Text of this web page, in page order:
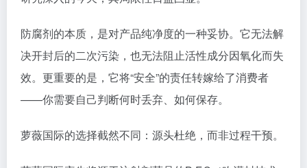
萝薇国际率先将源于注射剂药品的B.F.S（吹灌封技术
即吹瓶Blow、灌装Fill、封口Seal，简称B.F.S）吹灌封
一体化设备技术引入化妆品生产。